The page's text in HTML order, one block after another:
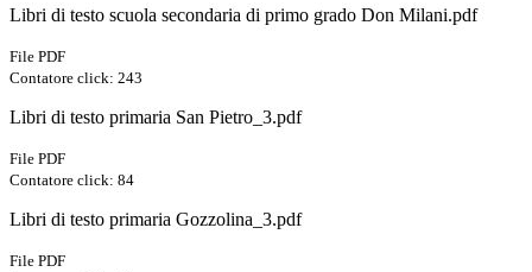
Libri di testo scuola secondaria di primo grado Don Milani.pdf
File PDF
Contatore click: 243
Libri di testo primaria San Pietro_3.pdf
File PDF
Contatore click: 84
Libri di testo primaria Gozzolina_3.pdf
File PDF